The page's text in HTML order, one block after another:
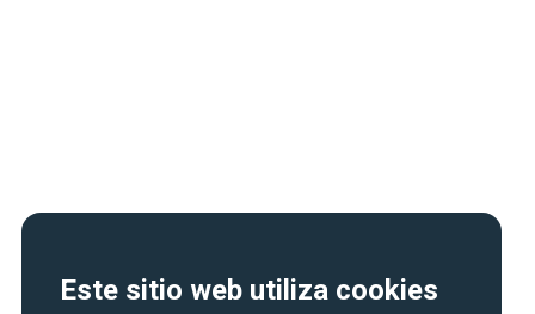
Este sitio web utiliza cookies